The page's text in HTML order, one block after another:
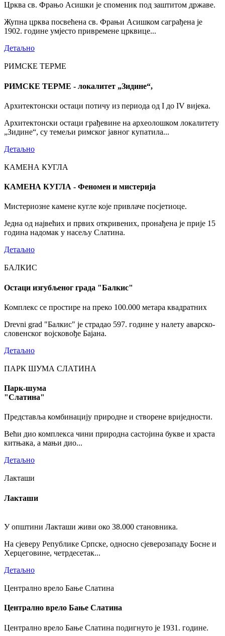
Црква св. Фрањо Асишки је споменик под заштитом државе.
Жупна црква посвећена св. Фрањи Асишком саграђена је
1902. године умјесто привремене црквице...
Детаљно
РИМСКЕ ТЕРМЕ
РИМСКЕ ТЕРМЕ - локалитет „Зидине“,
Архитектонски остаци потичу из периода од I до IV вијека.
Архитектонски остаци грађевине на археолошком локалитету
„Зидине“, су темељи римског јавног купатила...
Детаљно
КАМЕНА КУГЛА
КАМЕНА КУГЛА - Феномен и мистерија
Мистериозне камене кугле које привлаче посјетиоце.
Једна од највећих и првих откривених, пронађена је прије 15
година надомак у насељу Слатина.
Детаљно
БАЛКИС
Остаци изгубљеног града "Балкис"
Комплекс се простире на преко 100.000 метара квадратних
Drevni grad "Балкис" је страдао 597. године у налету аварско-
словенског војсковође Бајана.
Детаљно
ПАРК ШУМА СЛАТИНА
Парк-шума
"Слатина"
Представља комбинацију природне и створене вриједности.
Већи дио комплекса чини природна састојина букве и храста
китњака, а мањи дио...
Детаљно
Лакташи
Лакташи
У општини Лакташи живи око 38.000 становника.
На сјеверу Републике Српске, односно сјеверозападу Босне и
Херцеговине, четрдесетак...
Детаљно
Централно врело Бање Слатина
Централно врело Бање Слатина
Централно врело Бање Слатина подигнуто је 1931. године.